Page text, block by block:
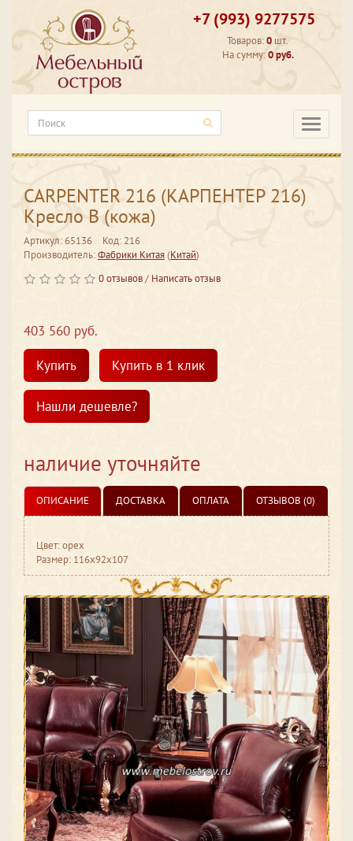
+7 (993) 9277575
Товаров:0 шт.
На сумму:0 руб.
CARPENTER 216 (КАРПЕНТЕР 216)
Кресло В (кожа)
Артикул: 65136
Код: 216
Производитель:Фабрики Китая(Китай)
0 отзывов/ Написать отзыв
403 560 руб.
Купить
Купить в 1 клик
Нашли дешевле?
наличие уточняйте
ОПИСАНИЕ ДОСТАВКА ОПЛАТА ОТЗЫВОВ (0)
Цвет: орех
Размер: 116x92x107